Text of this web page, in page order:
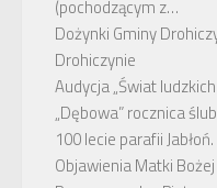
(pochodzącym z…
Dożynki Gminy
Drohiczynie
Audycja „Świat
„Dębowa” rocznica
100 lecie parafii
Objawienia Matki Bożej